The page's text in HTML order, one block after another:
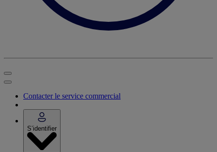
Contacter le service commercial
S’identifier